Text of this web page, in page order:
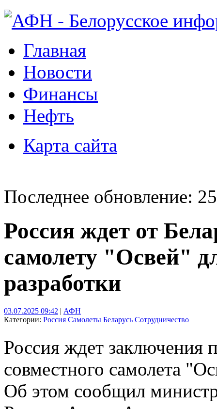
Главная
Новости
Финансы
Нефть
Карта сайта
Последнее обновление:
Россия ждет от
самолету "Освей"
разработки
03.07.2025 09:42 | АФН
Категории: Россия Самолеты Беларусь Сотрудничество
Россия ждет заключения
совместного самолета
Об этом сообщил